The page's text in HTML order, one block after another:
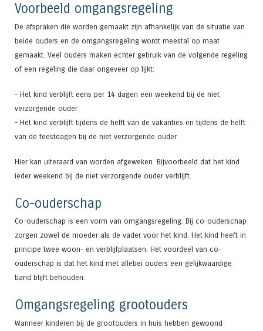
Voorbeeld omgangsregeling
De afspraken die worden gemaakt zijn afhankelijk van de situatie van
beide ouders en de omgangsregeling wordt meestal op maat
gemaakt. Veel ouders maken echter gebruik van de volgende regeling
of een regeling die daar ongeveer op lijkt:
– Het kind verblijft eens per 14 dagen een weekend bij de niet
verzorgende ouder
– Het kind verblijft tijdens de helft van de vakanties en tijdens de helft
van de feestdagen bij de niet verzorgende ouder
Hier kan uiteraard van worden afgeweken. Bijvoorbeeld dat het kind
ieder weekend bij de niet verzorgende ouder verblijft.
Co-ouderschap
Co-ouderschap is een vorm van omgangsregeling. Bij co-ouderschap
zorgen zowel de moeder als de vader voor het kind. Het kind heeft in
principe twee woon- en verblijfplaatsen. Het voordeel van co-
ouderschap is dat het kind met allebei ouders een gelijkwaardige
band blijft behouden.
Omgangsregeling grootouders
Wanneer kinderen bij de grootouders in huis hebben gewoond